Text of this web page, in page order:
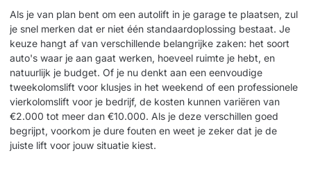
Als je van plan bent om een autolift in je garage te plaatsen, zul
je snel merken dat er niet één standaardoplossing bestaat. Je
keuze hangt af van verschillende belangrijke zaken: het soort
auto's waar je aan gaat werken, hoeveel ruimte je hebt, en
natuurlijk je budget. Of je nu denkt aan een eenvoudige
tweekolomslift voor klusjes in het weekend of een professionele
vierkolomslift voor je bedrijf, de kosten kunnen variëren van
€2.000 tot meer dan €10.000. Als je deze verschillen goed
begrijpt, voorkom je dure fouten en weet je zeker dat je de
juiste lift voor jouw situatie kiest.